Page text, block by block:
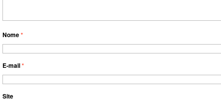
Nome*
E-mail*
Site